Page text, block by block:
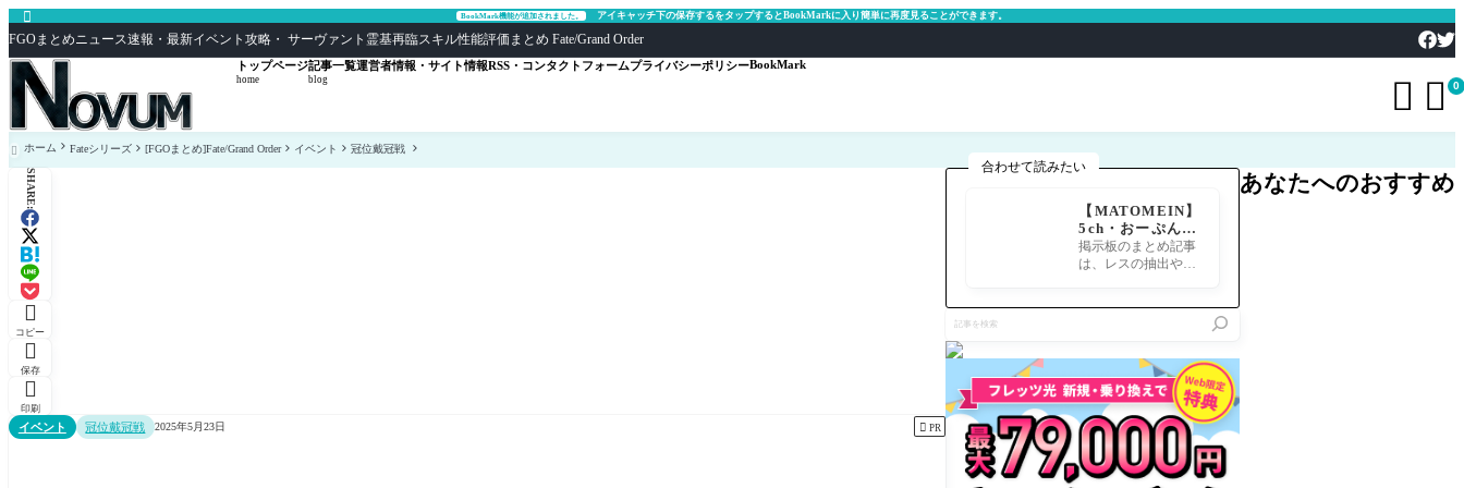
 BookMark機能が追加されました。 アイキャッチ下の保存するをタップするとBookMarkに入り簡単に再度見ることができます。
FGOまとめニュース速報・最新イベント攻略・ サーヴァント霊基再臨スキル性能評価まとめ Fate/Grand Order
トップページ
home
記事一覧
blog
運営者情報・サイト情報RSS・コンタクトフォームプライバシーポリシーBookMark
  0
 ホーム Fateシリーズ [FGOまとめ]Fate/Grand Order イベント 冠位戴冠戦
SHARE:

コピー

保存

印刷
イベント 冠位戴冠戦 2025年5月23日  PR
合わせて読みたい
【MATOMEIN】
5ch・おーぷん2
ちゃん・したら
ば・ガルちゃん・
掲示板のまとめ記事
は、レスの抽出や整
を
検
あなたへのおすすめ